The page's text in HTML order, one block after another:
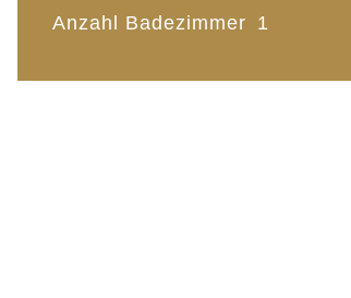
Anzahl Badezimmer 1